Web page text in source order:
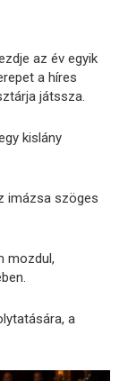
az év egyik
a híres
játssza.
kislány
imázsa szöges
mozdul,
a